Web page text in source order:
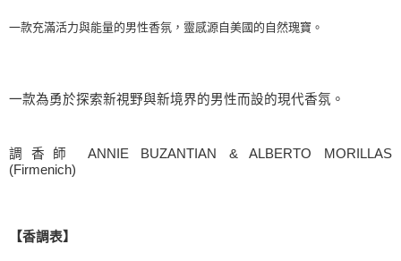
一款充滿活力與能量的男性香氛，靈感源自美國的自然瑰寶。
一款為勇於探索新視野與新境界的男性而設的現代香氛。
調香師 ANNIE BUZANTIAN & ALBERTO MORILLAS
(Firmenich)
【香調表】